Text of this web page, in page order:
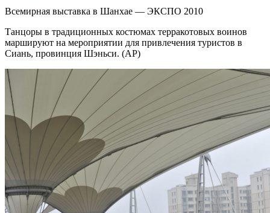
Всемирная выставка в Шанхае — ЭКСПО 2010
Танцоры в традиционных костюмах терракотовых воинов
маршируют на мероприятии для привлечения туристов в
Сиань, провинция Шэньси. (AP)